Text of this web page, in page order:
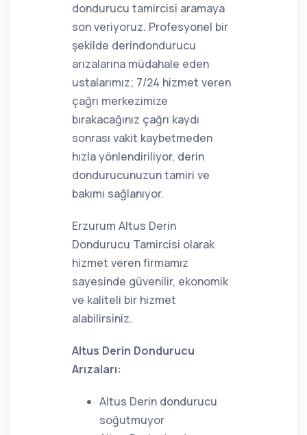
dondurucu tamircisi aramaya
son veriyoruz. Profesyonel bir
şekilde derindondurucu
arızalarına müdahale eden
ustalarımız; 7/24 hizmet veren
çağrı merkezimize
bırakacağınız çağrı kaydı
sonrası vakit kaybetmeden
hızla yönlendiriliyor, derin
dondurucunuzun tamiri ve
bakımı sağlanıyor.
Erzurum Altus Derin
Dondurucu Tamircisi olarak
hizmet veren firmamız
sayesinde güvenilir, ekonomik
ve kaliteli bir hizmet
alabilirsiniz.
Altus Derin Dondurucu
Arızaları:
Altus Derin dondurucu
soğutmuyor